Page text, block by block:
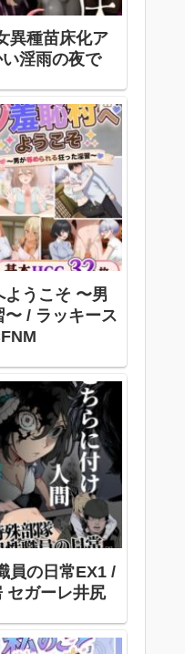
異種苗床化ア
淫雨の夜で
うこそ 〜男
/ ラッキース
員の日常EX1 /
セガーレ井尻